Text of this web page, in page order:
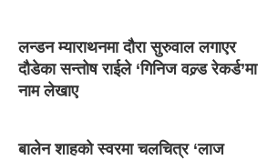
लन्डन म्याराथनमा दौरा सुरुवाल लगाएर
दौडेका सन्तोष राईले ‘गिनिज वल्र्ड रेकर्ड’मा
नाम लेखाए
बालेन शाहको स्वरमा चलचित्र ‘लाज